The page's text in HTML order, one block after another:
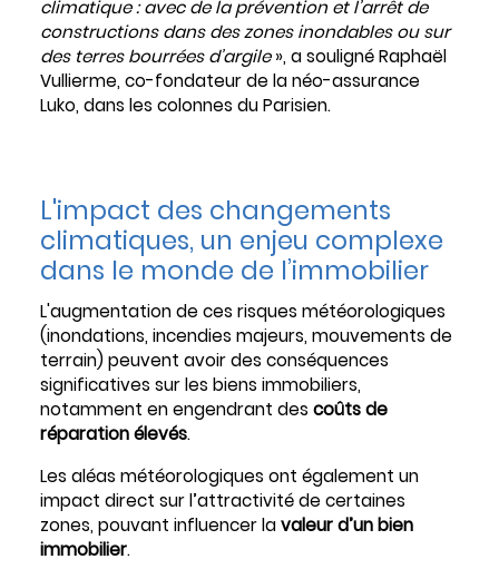
climatique : avec de la prévention et l’arrêt de
constructions dans des zones inondables ou sur
des terres bourrées d’argile», a souligné Raphaël
Vullierme, co-fondateur de la néo-assurance
Luko, dans les colonnes du Parisien.
L'impact des changements
climatiques, un enjeu complexe
dans le monde de l’immobilier
L'augmentation de ces risques météorologiques
(inondations, incendies majeurs, mouvements de
terrain) peuvent avoir des conséquences
significatives sur les biens immobiliers,
notamment en engendrant des coûts de
réparation élevés.
Les aléas météorologiques ont également un
impact direct sur l’attractivité de certaines
zones, pouvant influencer lavaleur d’un bien
immobilier.